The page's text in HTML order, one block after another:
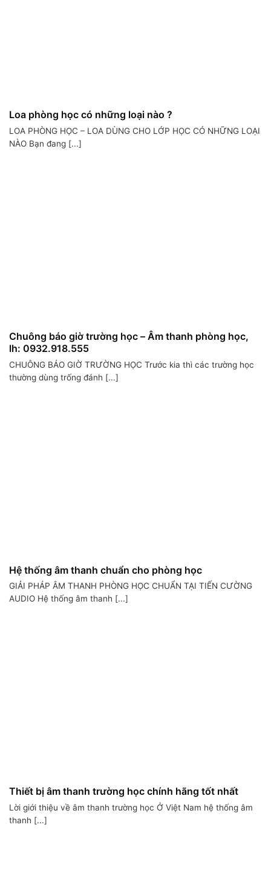
Loa phòng học có những loại nào ?
LOA PHÒNG HỌC – LOA DÙNG CHO LỚP HỌC CÓ NHỮNG LOẠI
NÀO Bạn đang [...]
Chuông báo giờ trường học – Âm thanh phòng học,
lh: 0932.918.555
CHUÔNG BÁO GIỜ TRƯỜNG HỌC Trước kia thì các trường học
thường dùng trống đánh [...]
Hệ thống âm thanh chuẩn cho phòng học
GIẢI PHÁP ÂM THANH PHÒNG HỌC CHUẨN TẠI TIẾN CƯỜNG
AUDIO Hệ thống âm thanh [...]
Thiết bị âm thanh trường học chính hãng tốt nhất
Lời giới thiệu về âm thanh trường học Ở Việt Nam hệ thống âm
thanh [...]